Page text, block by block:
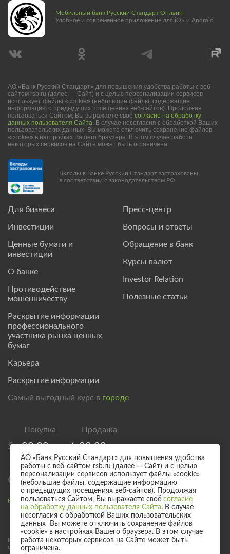
Для бизнеса
Инвестиции
Ценные бумаги и
инвестиции
О банке
Противодействие
мошенничеству
Раскрытие информации
профессионального
участника рынка ценных
бумаг
Карьера
Раскрытие информации
Пресс-центр
Вопросы и ответы
Обращение в банк
Курсы валют
Investor Relation
Полезные статьи
Мобильный банк Русский Стандарт Онлайн
Удобное и современное приложение для iOS и Android
АО «Банк Русский Стандарт» для повышения удобства работы с веб-
сайтом rsb.ru (далее — Сайт) и с целью персонализации сервисов
использует файлы «cookie» (небольшие файлы, содержащие
информацию о предыдущих посещениях веб-сайтов). Продолжая
пользоваться Сайтом, Вы выражаете своё согласие на обработку
данных пользователя Сайта. В случае несогласия с обработкой Ваших
пользовательских данных Вы можете отключить сохранение файлов
«cookie» в настройках Вашего браузера. В этом случае работа
некоторых сервисов на Сайте может быть ограничена.
Вклады в Банке Русский Стандарт застрахованы
в соответствии с законодательством РФ
Самый выгодный курс в городе
$ 83,00 / 89,00
€ 95,00 / 101,00
Курс валют для безналичного обмена
Информация о процентных ставках по договорам банковского вклада
с физическими лицами
АО «Банк Русский Стандарт» для повышения удобства
работы с веб-сайтом rsb.ru (далее — Сайт) и с целью
персонализации сервисов использует файлы «cookie»
(небольшие файлы, содержащие информацию
о предыдущих посещениях веб-сайтов). Продолжая
пользоваться Сайтом, Вы выражаете своё согласие
на обработку данных пользователя Сайта. В случае
несогласия с обработкой Ваших пользовательских
данных Вы можете отключить сохранение файлов
«cookie» в настройках Вашего браузера. В этом случае
работа некоторых сервисов на Сайте может быть
ограничена.